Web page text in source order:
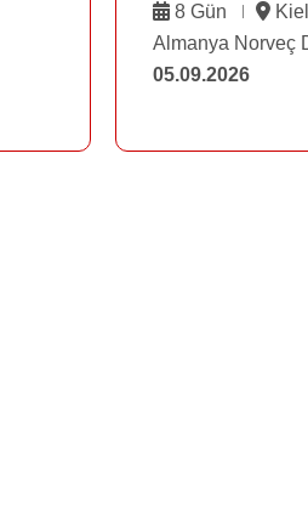
8 Gün
Kiel
Almanya Norveç
05.09.2026